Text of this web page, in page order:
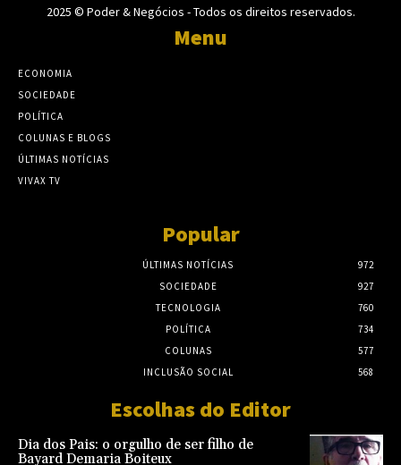
2025 © Poder & Negócios - Todos os direitos reservados.
Menu
ECONOMIA
SOCIEDADE
POLÍTICA
COLUNAS E BLOGS
ÚLTIMAS NOTÍCIAS
VIVAX TV
Popular
ÚLTIMAS NOTÍCIAS
972
SOCIEDADE
927
TECNOLOGIA
760
POLÍTICA
734
COLUNAS
577
INCLUSÃO SOCIAL
568
Escolhas do Editor
Dia dos Pais: o orgulho de ser filho de
Bayard Demaria Boiteux